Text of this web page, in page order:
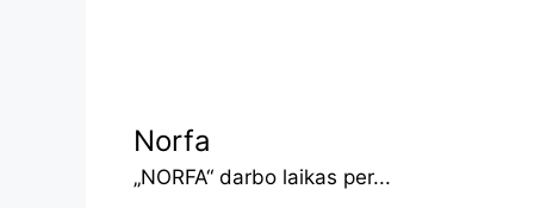
Norfa
„NORFA“ darbo laikas per...